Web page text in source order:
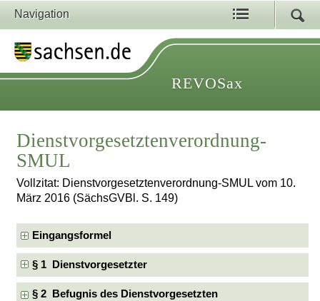
Navigation
REVOSax
Dienstvorgesetztenverordnung-
SMUL
Vollzitat: Dienstvorgesetztenverordnung-SMUL vom 10.
März 2016 (SächsGVBl. S. 149)
Eingangsformel
§ 1 Dienstvorgesetzter
§ 2 Befugnis des Dienstvorgesetzten